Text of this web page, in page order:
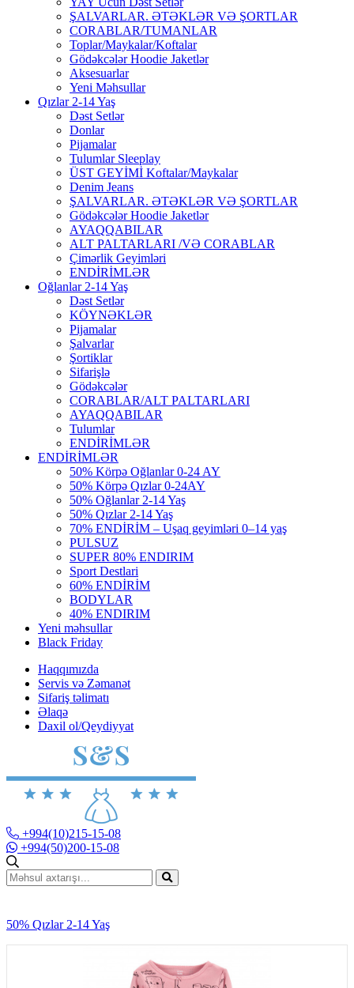
ŞALVARLAR. ƏTƏKLƏR VƏ ŞORTLAR
CORABLAR/TUMANLAR
Toplar/Maykalar/Koftalar
Gödəkcələr Hoodie Jaketlər
Aksesuarlar
Yeni Məhsullar
Qızlar 2-14 Yaş
Dəst Setlər
Donlar
Pijamalar
Tulumlar Sleeplay
ÜST GEYİMİ Koftalar/Maykalar
Denim Jeans
ŞALVARLAR. ƏTƏKLƏR VƏ ŞORTLAR
Gödəkcələr Hoodie Jaketlər
AYAQQABILAR
ALT PALTARLARI /VƏ CORABLAR
Çimərlik Geyimləri
ENDİRİMLƏR
Oğlanlar 2-14 Yaş
Dəst Setlər
KÖYNƏKLƏR
Pijamalar
Şalvarlar
Şortiklar
Sifarişlə
Gödəkcələr
CORABLAR/ALT PALTARLARI
AYAQQABILAR
Tulumlar
ENDİRİMLƏR
ENDİRİMLƏR
50% Körpə Oğlanlar 0-24 AY
50% Körpə Qızlar 0-24AY
50% Oğlanlar 2-14 Yaş
50% Qızlar 2-14 Yaş
70% ENDİRİM – Uşaq geyimləri 0–14 yaş
PULSUZ
SUPER 80% ENDIRIM
Sport Destlari
60% ENDİRİM
BODYLAR
40% ENDIRIM
Yeni məhsullar
Black Friday
Haqqımızda
Servis və Zəmanət
Sifariş təlimatı
Əlaqə
Daxil ol/Qeydiyyat
+994(10)215-15-08
+994(50)200-15-08
50% Qızlar 2-14 Yaş